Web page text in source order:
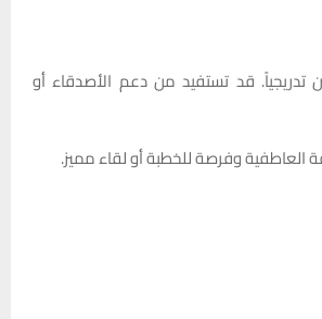
تدريجياً. قد تستفيد من دعم الأصدقاء أو
العاطفية وفرصة للخطبة أو لقاء مميز.